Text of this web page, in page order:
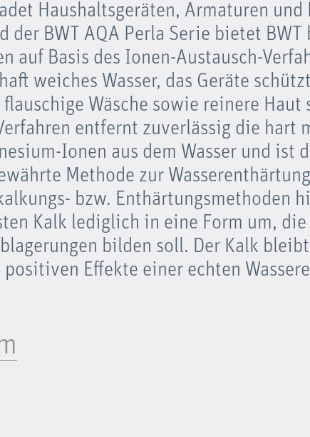
Haushaltsgeräten, Armaturen
der BWT AQA Perla Serie bietet BWT
auf Basis des Ionen-Austausch-
weiches Wasser, das Geräte
Wäsche sowie reinere Haut
entfernt zuverlässig die hart
Ionen aus dem Wasser und ist
Methode zur
bzw. Enthärtungsmethoden
Kalk lediglich in eine Form um,
bilden soll. Der Kalk
positiven Effekte einer echten